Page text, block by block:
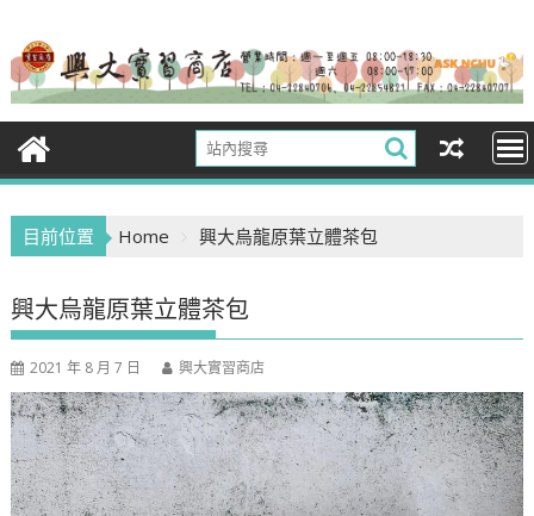
content
目前位置 Home 興大烏龍原葉立體茶包
興大烏龍原葉立體茶包
2021 年 8 月 7 日 興大實習商店